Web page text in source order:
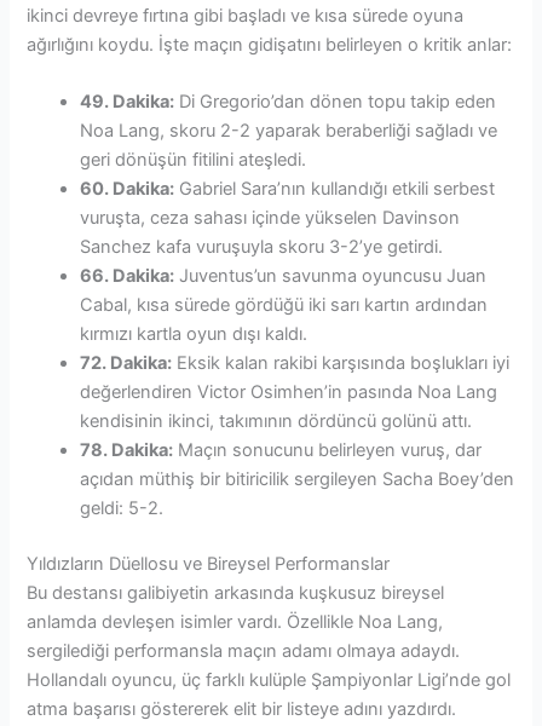
ikinci devreye fırtına gibi başladı ve kısa sürede oyuna
ağırlığını koydu. İşte maçın gidişatını belirleyen o kritik anlar:
49. Dakika: Di Gregorio’dan dönen topu takip eden
Noa Lang, skoru 2-2 yaparak beraberliği sağladı ve
geri dönüşün fitilini ateşledi.
60. Dakika: Gabriel Sara’nın kullandığı etkili serbest
vuruşta, ceza sahası içinde yükselen Davinson
Sanchez kafa vuruşuyla skoru 3-2’ye getirdi.
66. Dakika: Juventus’un savunma oyuncusu Juan
Cabal, kısa sürede gördüğü iki sarı kartın ardından
kırmızı kartla oyun dışı kaldı.
72. Dakika: Eksik kalan rakibi karşısında boşlukları iyi
değerlendiren Victor Osimhen’in pasında Noa Lang
kendisinin ikinci, takımının dördüncü golünü attı.
78. Dakika: Maçın sonucunu belirleyen vuruş, dar
açıdan müthiş bir bitiricilik sergileyen Sacha Boey’den
geldi: 5-2.
Yıldızların Düellosu ve Bireysel Performanslar
Bu destansı galibiyetin arkasında kuşkusuz bireysel
anlamda devleşen isimler vardı. Özellikle Noa Lang,
sergilediği performansla maçın adamı olmaya adaydı.
Hollandalı oyuncu, üç farklı kulüple Şampiyonlar Ligi’nde gol
atma başarısı göstererek elit bir listeye adını yazdırdı.